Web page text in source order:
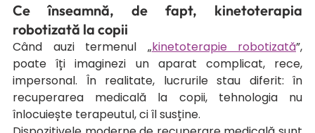
Ce înseamnă, de fapt, kinetoterapia
robotizată la copii
Când auzi termenul „kinetoterapie robotizată”,
poate îți imaginezi un aparat complicat, rece,
impersonal. În realitate, lucrurile stau diferit: în
recuperarea medicală la copii, tehnologia nu
înlocuiește terapeutul, ci îl susține.